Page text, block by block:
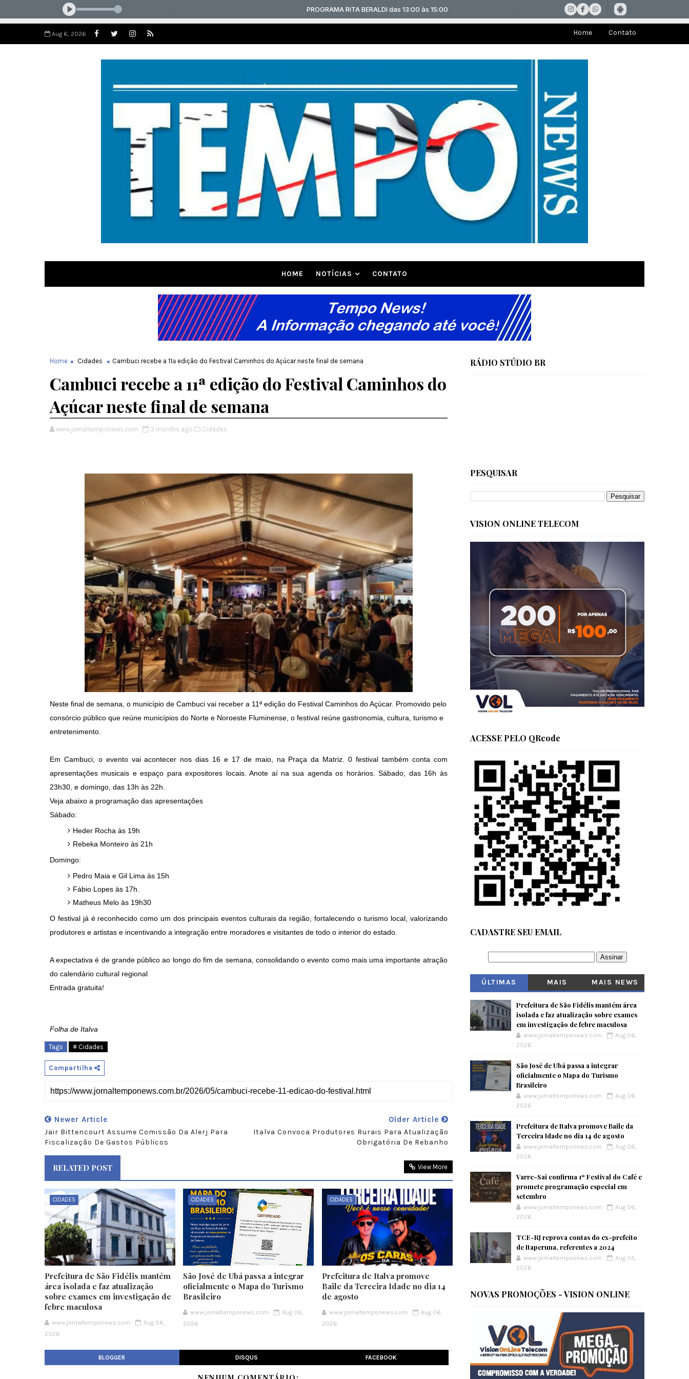
Aug 6, 2026 Home Contato
HOME NOTÍCIAS CONTATO
Home Cidades Cambuci recebe a 11ª edição do Festival Caminhos do Açúcar neste final de semana
Cambuci recebe a 11ª edição do Festival Caminhos do
Açúcar neste final de semana
www.jornaltemponews.com 3 months ago Cidades,
Neste final de semana, o município de Cambuci vai receber a 11ª edição do Festival Caminhos do Açúcar. Promovido pelo
consórcio público que reúne municípios do Norte e Noroeste Fluminense, o festival reúne gastronomia, cultura, turismo e
entretenimento.
Em Cambuci, o evento vai acontecer nos dias 16 e 17 de maio, na Praça da Matriz. 0 festival também conta com
apresentações musicais e espaço para expositores locais. Anote aí na sua agenda os horários. Sábado, das 16h às
23h30, e domingo, das 13h às 22h.
Veja abaixo a programação das apresentações
Sábado:
Heder Rocha às 19h
Rebeka Monteiro às 21h
Domingo:
Pedro Maia e Gil Lima às 15h
Fábio Lopes às 17h.
Matheus Melo às 19h30
O festival já é reconhecido como um dos principais eventos culturais da região, fortalecendo o turismo local, valorizando
produtores e artistas e incentivando a integração entre moradores e visitantes de todo o interior do estado.
A expectativa é de grande público ao longo do fim de semana, consolidando o evento como mais uma importante atração
do calendário cultural regional
Entrada gratuita!
Folha de Italva
Tags # Cidades
Compartilhe
Newer Article
Jair Bittencourt Assume Comissão Da Alerj Para
Fiscalização De Gastos Públicos
Older Article
Italva Convoca Produtores Rurais Para Atualização
Obrigatória De Rebanho
RELATED POST View More
CIDADES
Prefeitura de São Fidélis mantém
área isolada e faz atualização
sobre exames em investigação de
febre maculosa
www.jornaltemponews.com
Aug 06,
2026
CIDADES
São José de Ubá passa a integrar
oficialmente o Mapa do Turismo
Brasileiro
www.jornaltemponews.com
Aug 06,
2026
CIDADES
Prefeitura de Italva promove
Baile da Terceira Idade no dia 14
de agosto
www.jornaltemponews.com
Aug 06,
2026
BLOGGER DISQUS FACEBOOK
RÁDIO STÚDIO BR
PESQUISAR
VISION ONLINE TELECOM
ACESSE PELO QRcode
CADASTRE SEU EMAIL
ÚLTIMAS
MAIS
MAIS NEWS
Prefeitura de São Fidélis mantém área
isolada e faz atualização sobre exames
em investigação de febre maculosa
www.jornaltemponews.com
Aug 06,
2026
São José de Ubá passa a integrar
oficialmente o Mapa do Turismo
Brasileiro
www.jornaltemponews.com
Aug 06,
2026
Prefeitura de Italva promove Baile da
Terceira Idade no dia 14 de agosto
www.jornaltemponews.com
Aug 06,
2026
Varre-Sai confirma 1º Festival do Café e
promete programação especial em
setembro
www.jornaltemponews.com
Aug 06,
2026
TCE-RJ reprova contas do ex-prefeito
de Itaperuna, referentes a 2024
www.jornaltemponews.com
Aug 05,
2026
NOVAS PROMOÇÕES - VISION ONLINE